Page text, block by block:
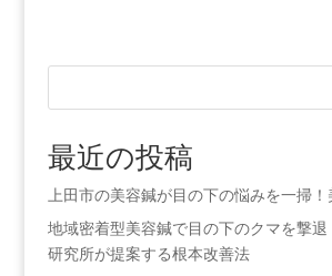
最近の投稿
上田市の美容鍼が目の下の悩みを一掃
地域密着型美容鍼で目の下のクマを撃退
研究所が提案する根本改善法